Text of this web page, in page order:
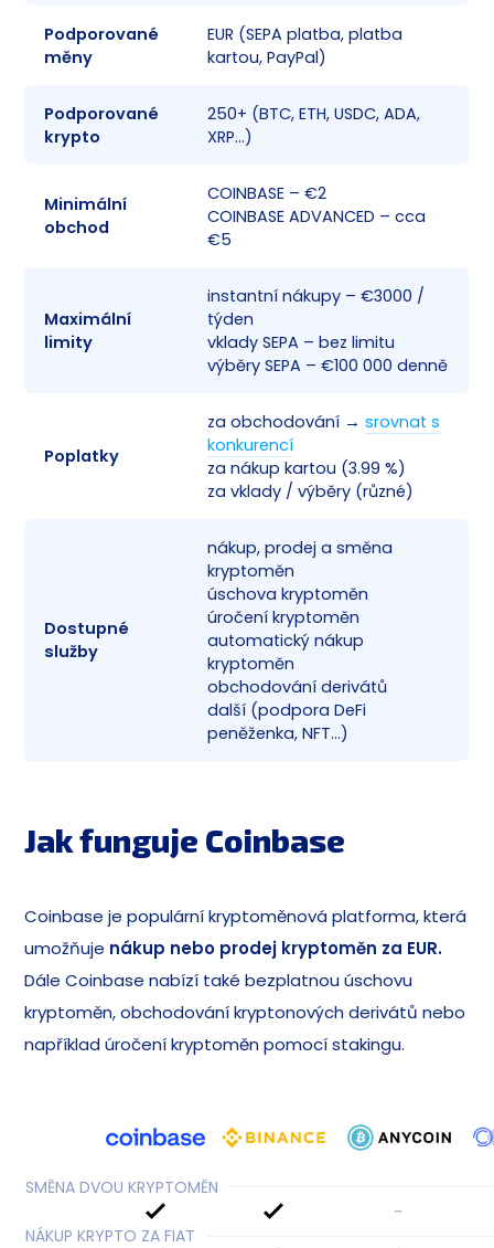
Podporované
měny
EUR (SEPA platba, platba
kartou, PayPal)
Podporované
krypto
250+ (BTC, ETH, USDC, ADA,
XRP…)
Minimální
obchod
COINBASE – €2
COINBASE ADVANCED – cca
€5
Maximální
limity
instantní nákupy – €3000 /
týden
vklady SEPA – bez limitu
výběry SEPA – €100 000 denně
Poplatky
za obchodování → srovnat s
konkurencí
za nákup kartou (3.99 %)
za vklady / výběry (různé)
Dostupné
služby
nákup, prodej a směna
kryptoměn
úschova kryptoměn
úročení kryptoměn
automatický nákup
kryptoměn
obchodování derivátů
další (podpora DeFi
peněženka, NFT…)
Jak funguje Coinbase
Coinbase je populární kryptoměnová platforma, která
umožňuje nákup nebo prodej kryptoměn za EUR.
Dále Coinbase nabízí také bezplatnou úschovu
kryptoměn, obchodování kryptonových derivátů nebo
například úročení kryptoměn pomocí stakingu.
SMĚNA DVOU KRYPTOMĚN
-
NÁKUP KRYPTO ZA FIAT